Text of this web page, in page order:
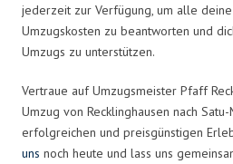
jederzeit zur Verfügung, um alle
Umzugskosten zu beantworten und
Umzugs zu unterstützen.
Vertraue auf Umzugsmeister Pfaff
Umzug von Recklinghausen nach
erfolgreichen und preisgünstigen
uns noch heute und lass uns